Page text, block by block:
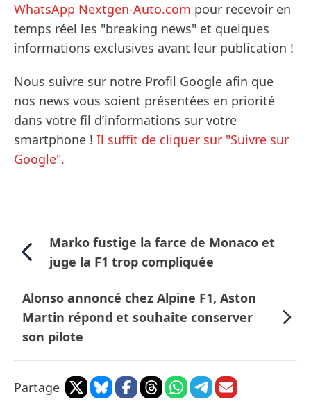
WhatsApp Nextgen-Auto.com pour recevoir en
temps réel les "breaking news" et quelques
informations exclusives avant leur publication !
Nous suivre sur notre Profil Google afin que
nos news vous soient présentées en priorité
dans votre fil d’informations sur votre
smartphone ! Il suffit de cliquer sur "Suivre sur
Google".
Marko fustige la farce de Monaco et
juge la F1 trop compliquée
Alonso annoncé chez Alpine F1, Aston
Martin répond et souhaite conserver
son pilote
Partage